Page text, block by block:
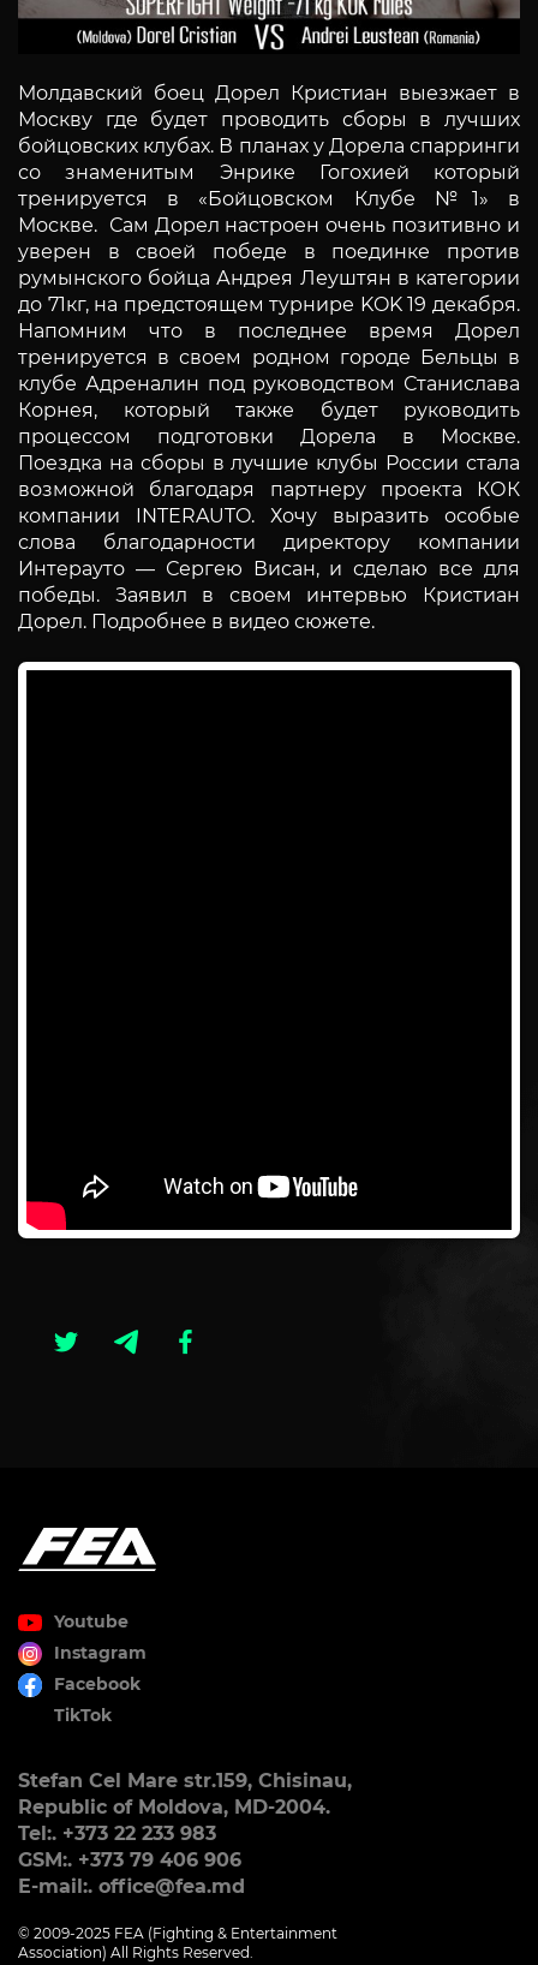
Молдавский боец Дорел Кристиан выезжает в
Москву где будет проводить сборы в лучших
бойцовских клубах. В планах у Дорела спарринги
со знаменитым Энрике Гогохией который
тренируется в «Бойцовском Клубе №1» в
Москве. Сам Дорел настроен очень позитивно и
уверен в своей победе в поединке против
румынского бойца Андрея Леуштян в категории
до 71кг, на предстоящем турнире KOK 19 декабря.
Напомним что в последнее время Дорел
тренируется в своем родном городе Бельцы в
клубе Адреналин под руководством Станислава
Корнея, который также будет руководить
процессом подготовки Дорела в Москве.
Поездка на сборы в лучшие клубы России стала
возможной благодаря партнеру проекта КОК
компании INTERAUTO. Хочу выразить особые
слова благодарности директору компании
Интерауто — Сергею Висан, и сделаю все для
победы. Заявил в своем интервью Кристиан
Дорел. Подробнее в видео сюжете.
Youtube
Instagram
Facebook
TikTok
Stefan Cel Mare str.159, Chisinau,
Republic of Moldova, MD-2004.
Tel:. +373 22 233 983
GSM:. +373 79 406 906
E-mail:. office@fea.md
© 2009-2025 FEA (Fighting & Entertainment
Association) All Rights Reserved.